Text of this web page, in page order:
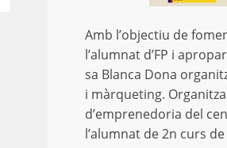
Amb l’objectiu de
l’alumnat d’FP i
sa Blanca Dona
i màrqueting.
d’emprenedoria del
l’alumnat de 2n curs